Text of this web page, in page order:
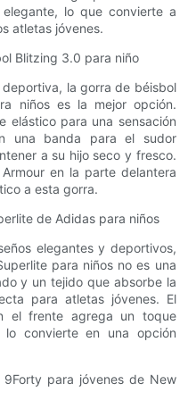
lo que convierte a
atletas jóvenes.
Blitzing 3.0 para niño
la gorra de béisbol
niños es la mejor opción.
elástico para una sensación
una banda para el sudor
a su hijo seco y fresco.
en la parte delantera
a esta gorra.
de Adidas para niños
elegantes y deportivos,
para niños no es una
y un tejido que absorbe la
para atletas jóvenes. El
el frente agrega un toque
convierte en una opción
para jóvenes de New